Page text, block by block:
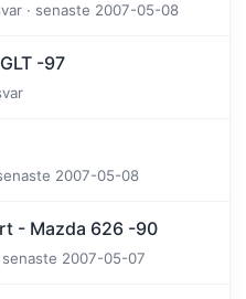
· senaste 2007-05-08
-97
2007-05-08
- Mazda 626 -90
senaste 2007-05-07